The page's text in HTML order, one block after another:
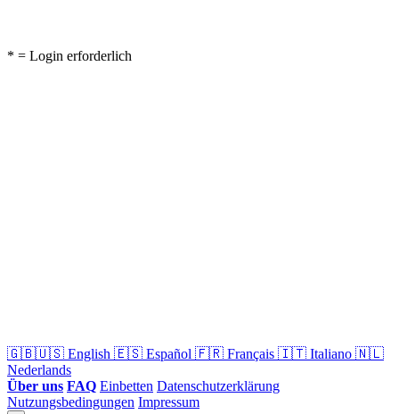
* = Login erforderlich
🇬🇧🇺🇸 English 🇪🇸 Español 🇫🇷 Français 🇮🇹 Italiano 🇳🇱
Nederlands
Über uns FAQ Einbetten Datenschutzerklärung
Nutzungsbedingungen Impressum